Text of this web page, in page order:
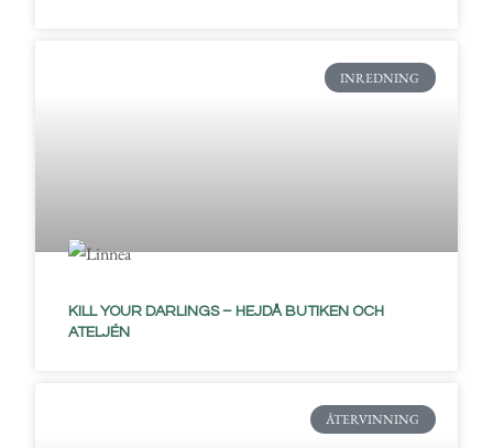
INREDNING
KILL YOUR DARLINGS – HEJDÅ BUTIKEN OCH
ATELJÉN
ÅTERVINNING